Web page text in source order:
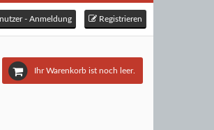
- Anmeldung Registrieren
Ihr Warenkorb ist noch leer.